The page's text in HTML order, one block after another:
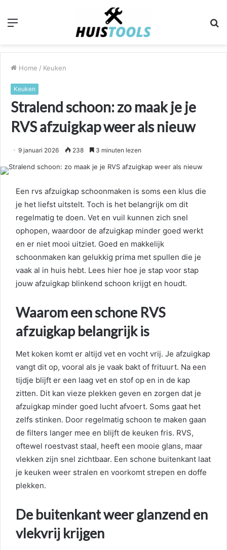
Menu
Home / Keuken
Keuken
Stralend schoon: zo maak je je
RVS afzuigkap weer als nieuw
9 januari 2026 238 3 minuten lezen
Een rvs afzuigkap schoonmaken is soms een klus die
je het liefst uitstelt. Toch is het belangrijk om dit
regelmatig te doen. Vet en vuil kunnen zich snel
ophopen, waardoor de afzuigkap minder goed werkt
en er niet mooi uitziet. Goed en makkelijk
schoonmaken kan gelukkig prima met spullen die je
vaak al in huis hebt. Lees hier hoe je stap voor stap
jouw afzuigkap blinkend schoon krijgt en houdt.
Waarom een schone RVS
afzuigkap belangrijk is
Met koken komt er altijd vet en vocht vrij. Je afzuigkap
vangt dit op, vooral als je vaak bakt of frituurt. Na een
tijdje blijft er een laag vet en stof op en in de kap
zitten. Dit kan vieze plekken geven en zorgen dat je
afzuigkap minder goed lucht afvoert. Soms gaat het
zelfs stinken. Door regelmatig schoon te maken gaan
de filters langer mee en blijft de keuken fris. RVS,
oftewel roestvast staal, heeft een mooie glans, maar
vlekken zijn snel zichtbaar. Een schone buitenkant laat
je keuken weer stralen en voorkomt strepen en doffe
plekken.
De buitenkant weer glanzend en
vlekvrij krijgen